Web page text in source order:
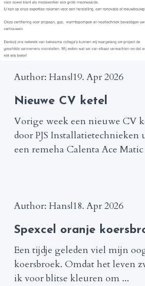
Author: Hans|19. Apr 2026
Nieuwe CV ketel
Vorige week een nieuwe CV
door PJS
een remeha Calenta Ace
Author: Hans|18. Apr 2026
Spexcel oranje
Een tijdje geleden viel mijn
koersbroek. Omdat het leven
ik voor blitse kleuren om ...